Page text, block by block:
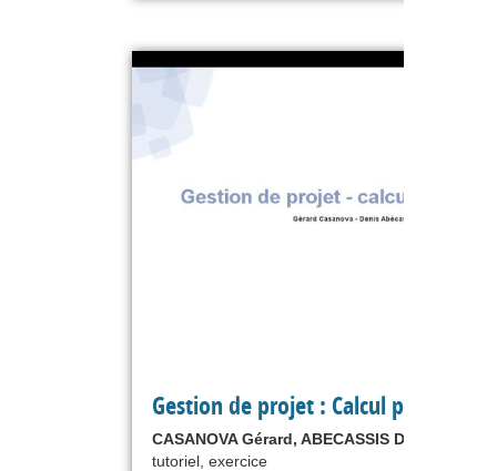
Gestion de projet : Calcul
CASANOVA Gérard, ABECASSIS Denis
tutoriel, exercice